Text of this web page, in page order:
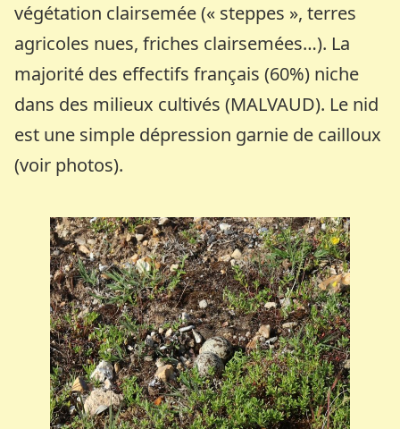
végétation clairsemée (« steppes », terres
agricoles nues, friches clairsemées…). La
majorité des effectifs français (60%) niche
dans des milieux cultivés (MALVAUD). Le nid
est une simple dépression garnie de cailloux
(voir photos).